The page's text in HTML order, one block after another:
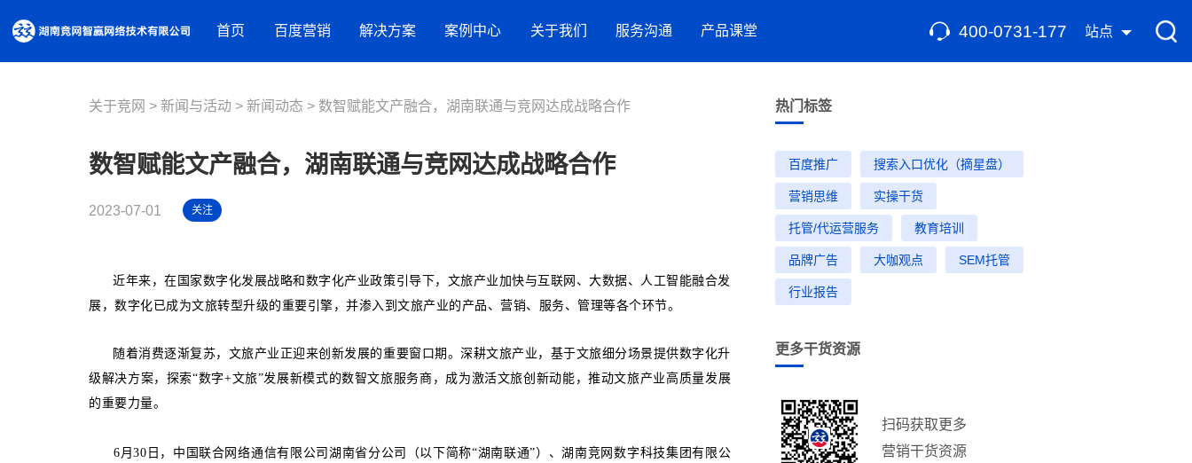
首页 百度营销
营销资源
百度品牌广告
百度爱采购
百度信誉
观星盘
基木鱼
解决方案
品牌建设解决方案
抖音蓝V内容营销
教育培训
招商加盟
装修建材
生活服务
案例中心
服务案例
营销洞察
关于我们
竞网智赢
新闻与活动
服务沟通
服务指引
产品课堂 400-0731-177 站点
关于竞网 新闻与活动 新闻动态 数智赋能文产融合，湖南联通与竞网达成战略合作
数智赋能文产融合，湖南联通与竞网达成战略合作
2023-07-01 关注
近年来，在国家数字化发展战略和数字化产业政策引导下，文旅产业加快与互联网、大数据、人工智能融合发
展，数字化已成为文旅转型升级的重要引擎，并渗入到文旅产业的产品、营销、服务、管理等各个环节。
随着消费逐渐复苏，文旅产业正迎来创新发展的重要窗口期。深耕文旅产业，基于文旅细分场景提供数字化升
级解决方案，探索“数字+文旅”发展新模式的数智文旅服务商，成为激活文旅创新动能，推动文旅产业高质量发展
的重要力量。
6月30日，中国联合网络通信有限公司湖南省分公司（以下简称“湖南联通”）、湖南竞网数字科技集团有限公
热门标签
百度推广 搜索入口优化（摘星盘）
营销思维 实操干货
托管/代运营服务 教育培训
品牌广告 大咖观点 SEM托管
行业报告
更多干货资源
扫码获取更多
营销干货资源